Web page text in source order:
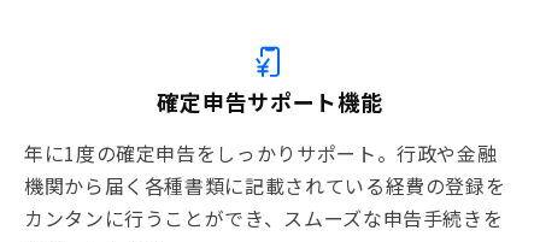
確定申告サポート機能
年に1度の確定申告をしっかりサポート。行政や金融
機関から届く各種書類に記載されている経費の登録を
カンタンに行うことができ、スムーズな申告手続きを